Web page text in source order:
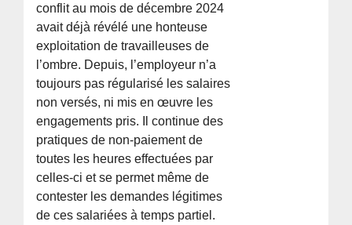
conflit au mois de décembre 2024
avait déjà révélé une honteuse
exploitation de travailleuses de
l’ombre. Depuis, l’employeur n’a
toujours pas régularisé les salaires
non versés, ni mis en œuvre les
engagements pris. Il continue des
pratiques de non-paiement de
toutes les heures effectuées par
celles-ci et se permet même de
contester les demandes légitimes
de ces salariées à temps partiel.